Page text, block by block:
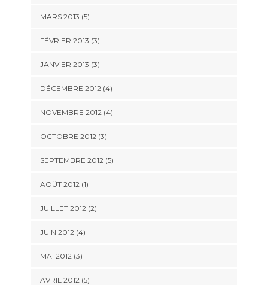
MARS 2013 (5)
FÉVRIER 2013 (3)
JANVIER 2013 (3)
DÉCEMBRE 2012(4)
NOVEMBRE 2012(4)
OCTOBRE 2012(3)
SEPTEMBRE 2012(5)
AOÛT 2012(1)
JUILLET 2012(2)
JUIN 2012(4)
MAI 2012(3)
AVRIL 2012(5)